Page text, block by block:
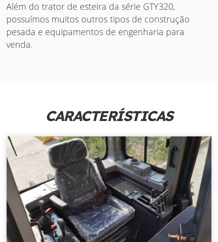
Além do trator de esteira da série GTY320,
possuímos muitos outros tipos de construção
pesada e equipamentos de engenharia para
venda.
CARACTERÍSTICAS